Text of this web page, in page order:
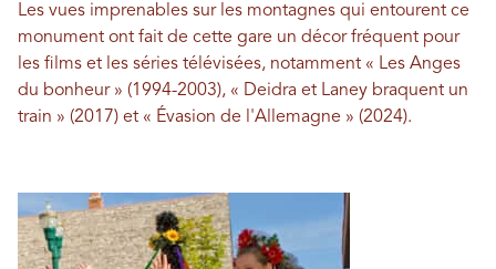
Les vues imprenables sur les montagnes qui entourent ce
monument ont fait de cette gare un décor fréquent pour
les films et les séries télévisées, notamment « Les Anges
du bonheur » (1994-2003), « Deidra et Laney braquent un
train » (2017) et « Évasion de l'Allemagne » (2024).